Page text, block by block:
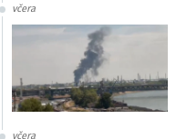
včera
včera